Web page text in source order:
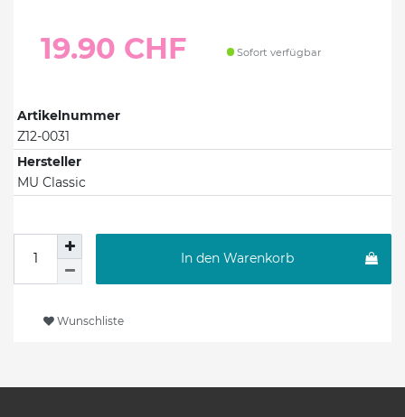
19.90 CHF Sofort verfügbar
Artikelnummer
Z12-0031
Hersteller
MU Classic
In den Warenkorb
Wunschliste